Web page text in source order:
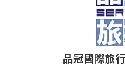
品冠國際旅